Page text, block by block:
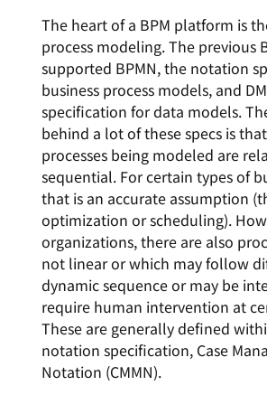
The heart of a BPM platform is
process modeling. The previous
supported BPMN, the notation
business process models, and
specification for data models.
behind a lot of these specs is
processes being modeled are
sequential. For certain types of
that is an accurate assumption
optimization or scheduling).
organizations, there are also
not linear or which may follow
dynamic sequence or may be
require human intervention at
These are generally defined
notation specification, Case
Notation (CMMN).